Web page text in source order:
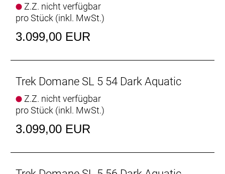
Der Komfortvorteil
Das nochmals verfeinerte IsoSpeed schluckt
ermüdende Fahrbahnunebenheiten und spart
Gewicht, damit du länger kraftvoller in die Pedale
Podium-erprobter Speed
Das neue Domane Carbon ist aufgrund der
aerodynamischen Verbesserungen und seiner
ultraleichten Konstruktion schneller als je zuvor und
Kopfsteinpflasterpassagen von Paris-Roubaix einen
Z.Z. nicht verfügbar
pro Stück (inkl. MwSt.)
3.099,00 EUR
Trek Domane SL 5 54 Dark Aquatic
Z.Z. nicht verfügbar
pro Stück (inkl. MwSt.)
3.099,00 EUR